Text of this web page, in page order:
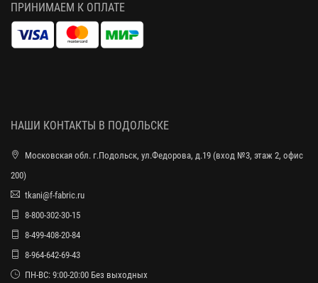
ПРИНИМАЕМ К ОПЛАТЕ
НАШИ КОНТАКТЫ В ПОДОЛЬСКЕ
Московская обл. г.Подольск, ул.Федорова, д.19 (вход №3, этаж 2, офис
200)
tkani@f-fabric.ru
8-800-302-30-15
8-499-408-20-84
8-964-642-69-43
ПН-ВС: 9:00-20:00 Без выходных